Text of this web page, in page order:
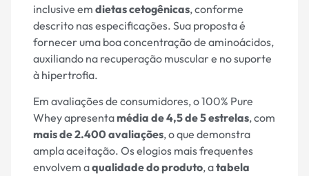
inclusive em dietas cetogênicas, conforme
descrito nas especificações. Sua proposta é
fornecer uma boa concentração de aminoácidos,
auxiliando na recuperação muscular e no suporte
à hipertrofia.
Em avaliações de consumidores, o 100% Pure
Whey apresentamédia de 4,5 de 5 estrelas, com
mais de 2.400 avaliações, o que demonstra
ampla aceitação. Os elogios mais frequentes
envolvem aqualidade do produto, atabela